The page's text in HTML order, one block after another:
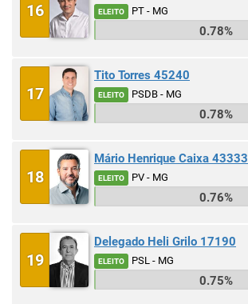
16 ELEITO PT - MG
0.78%
17
Tito Torres 45240
ELEITO PSDB - MG
0.78%
18
Mário Henrique Caixa 43333
ELEITO PV - MG
0.76%
19
Delegado Heli Grilo 17190
ELEITO PSL - MG
0.75%